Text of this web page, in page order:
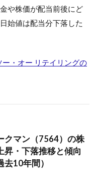
や株価が配当前後にど
始値は配当分下落した
・オー リテイリングの
クマン（7564）の株
昇・下落推移と傾向
去10年間）